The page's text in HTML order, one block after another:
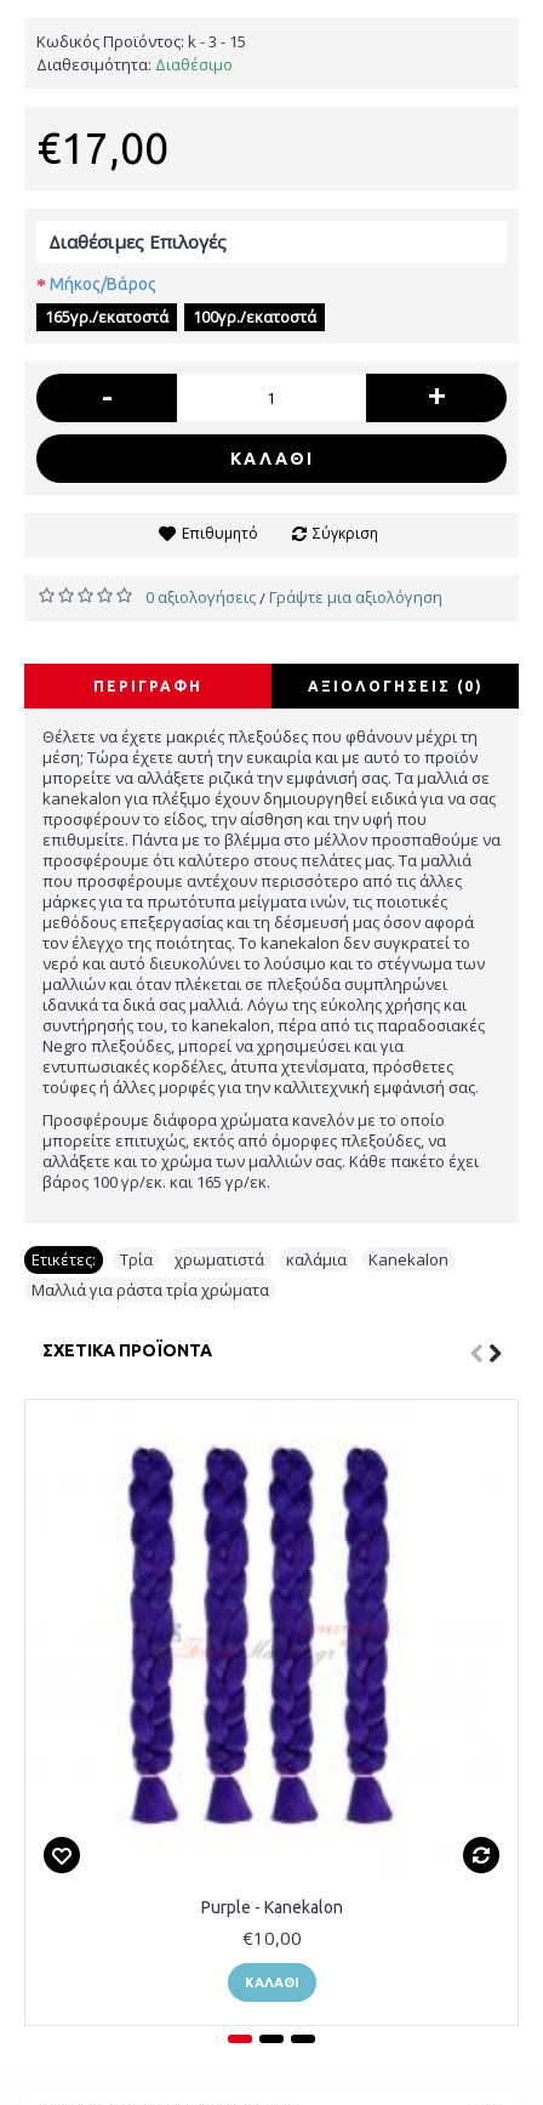
Κωδικός Προϊόντος: k - 3 - 15
Διαθεσιμότητα: Διαθέσιμο
€17,00
Διαθέσιμες Επιλογές
Μήκος/Βάρος
165γρ./εκατοστά 100γρ./εκατοστά
- +
ΚΑΛΆΘΙ
Επιθυμητό Σύγκριση
0 αξιολογήσεις/Γράψτε μια αξιολόγηση
ΠΕΡΙΓΡΑΦΉ ΑΞΙΟΛΟΓΉΣΕΙΣ (0)
Θέλετε να έχετε μακριές πλεξούδες που φθάνουν μέχρι τη
μέση; Τώρα έχετε αυτή την ευκαιρία και με αυτό το προϊόν
μπορείτε να αλλάξετε ριζικά την εμφάνισή σας. Τα μαλλιά σε
kanekalon για πλέξιμο έχουν δημιουργηθεί ειδικά για να σας
προσφέρουν το είδος, την αίσθηση και την υφή που
επιθυμείτε. Πάντα με το βλέμμα στο μέλλον προσπαθούμε να
προσφέρουμε ότι καλύτερο στους πελάτες μας. Τα μαλλιά
που προσφέρουμε αντέχουν περισσότερο από τις άλλες
μάρκες για τα πρωτότυπα μείγματα ινών, τις ποιοτικές
μεθόδους επεξεργασίας και τη δέσμευσή μας όσον αφορά
τον έλεγχο της ποιότητας. Το kanekalon δεν συγκρατεί το
νερό και αυτό διευκολύνει το λούσιμο και το στέγνωμα των
μαλλιών και όταν πλέκεται σε πλεξούδα συμπληρώνει
ιδανικά τα δικά σας μαλλιά. Λόγω της εύκολης χρήσης και
συντήρησής του, το kanekalon, πέρα από τις παραδοσιακές
Negro πλεξούδες, μπορεί να χρησιμεύσει και για
εντυπωσιακές κορδέλες, άτυπα χτενίσματα, πρόσθετες
τούφες ή άλλες μορφές για την καλλιτεχνική εμφάνισή σας.
Προσφέρουμε διάφορα χρώματα κανελόν με το οποίο
μπορείτε επιτυχώς, εκτός από όμορφες πλεξούδες, να
αλλάξετε και το χρώμα των μαλλιών σας. Κάθε πακέτο έχει
βάρος 100 γρ/εκ. και 165 γρ/εκ.
Ετικέτες: Τρία χρωματιστά καλάμια Kanekalon
Μαλλιά για ράστα τρία χρώματα
ΣΧΕΤΙΚΆ ΠΡΟΪΌΝΤΑ
Purple - Kanekalon
€10,00
ΚΑΛΆΘΙ